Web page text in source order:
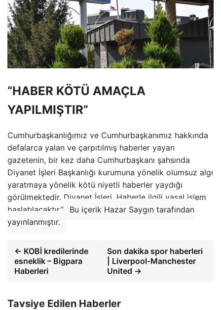
“HABER KÖTÜ AMAÇLA
YAPILMIŞTIR”
Cumhurbaşkanlığımız ve Cumhurbaşkanımız hakkında
defalarca yalan ve çarpıtılmış haberler yayan
gazetenin, bir kez daha Cumhurbaşkanı şahsında
Diyanet İşleri Başkanlığı kurumuna yönelik olumsuz algı
yaratmaya yönelik kötü niyetli haberler yaydığı
görülmektedir. Diyanet İşleri. Haberle ilgili yasal işlem
başlatılacaktır.”
Bu içerik Hazar Saygın tarafından
yayınlanmıştır.
← KOBİ kredilerinde
esneklik – Bigpara
Haberleri
Son dakika spor haberleri
| Liverpool-Manchester
United →
Tavsiye Edilen Haberler